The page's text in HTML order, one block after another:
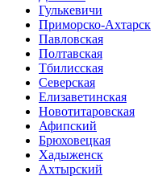
Гулькевичи
Приморско-Ахтарск
Павловская
Полтавская
Тбилисская
Северская
Елизаветинская
Новотитаровская
Афипский
Брюховецкая
Хадыженск
Ахтырский